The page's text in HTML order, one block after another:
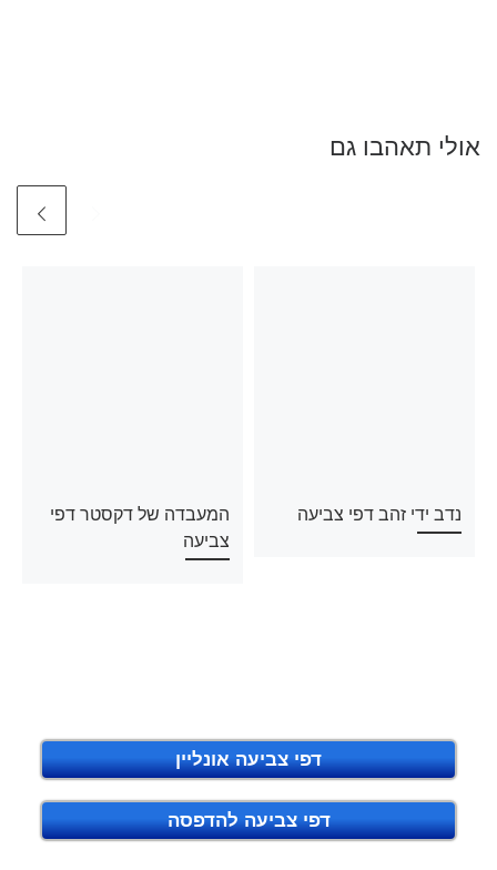
אולי תאהבו גם
נדב ידי זהב דפי צביעה
המעבדה של דקסטר דפי
צביעה
דפי צביעה אונליין
דפי צביעה להדפסה